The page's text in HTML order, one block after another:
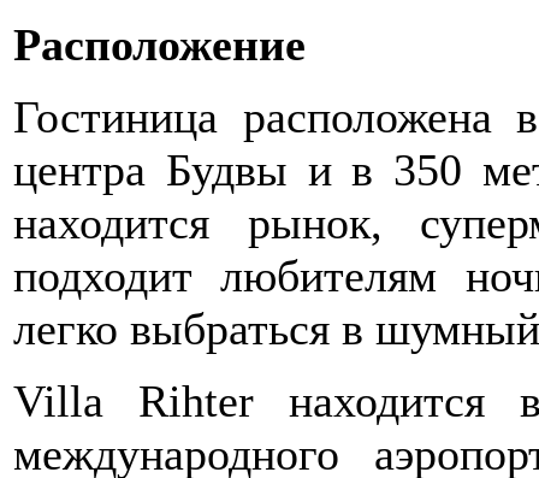
Расположение
Гостиница расположена
центра Будвы и в 350
находится рынок,
подходит любителям
легко выбраться в
Villa Rihter находится
международного